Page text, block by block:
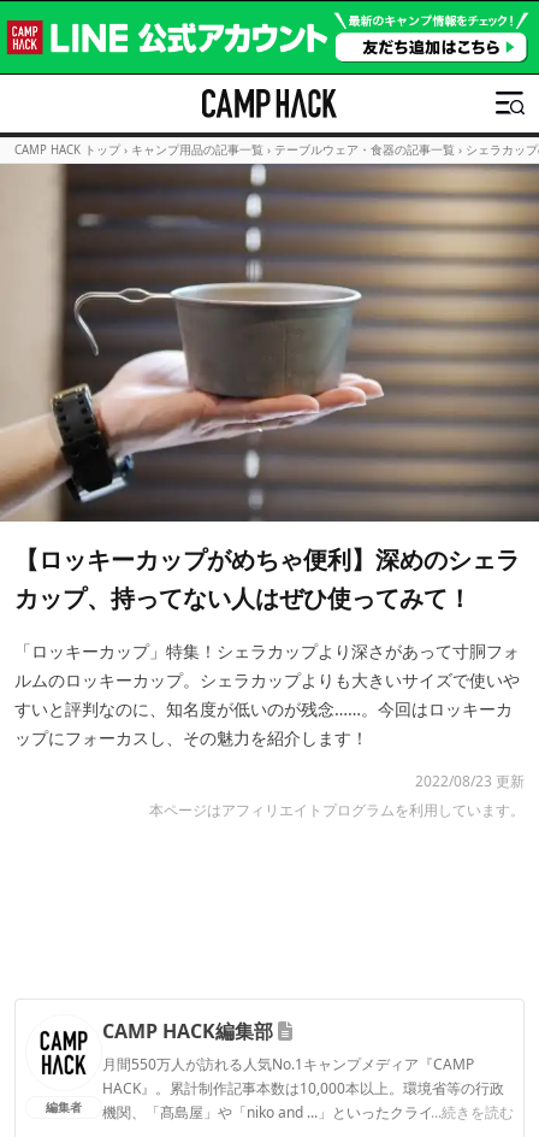
CAMP HACK トップ › キャンプ用品の記事一覧 › テーブルウェア・食器の記事一覧 › シェラカッ
【ロッキーカップがめちゃ便利】深めのシェラ
カップ、持ってない人はぜひ使ってみて！
「ロッキーカップ」特集！シェラカップより深さがあって寸胴フォ
ルムのロッキーカップ。シェラカップよりも大きいサイズで使いや
すいと評判なのに、知名度が低いのが残念……。今回はロッキーカ
ップにフォーカスし、その魅力を紹介します！
2022/08/23 更新
本ページはアフィリエイトプログラムを利用しています。
編集者
CAMP HACK編集部
月間550万人が訪れる人気No.1キャンプメディア『CAMP
HACK』。累計制作記事本数は10,000本以上。環境省等の行政
機関、「髙島屋」や「niko and ...」といったクライアントとの
...続きを読む